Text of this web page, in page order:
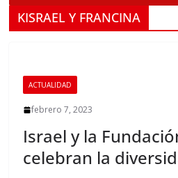
KISRAEL Y FRANCINA
ACTUALIDAD
febrero 7, 2023
Israel y la
celebran la